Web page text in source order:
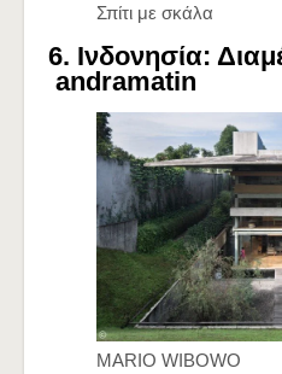
Σπίτι με σκάλα
6. Ινδονησία:
andramatin
MARIO WIBOWO